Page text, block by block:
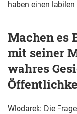
haben einen labilen
Machen es
mit seiner
wahres
Wlodarek: Die